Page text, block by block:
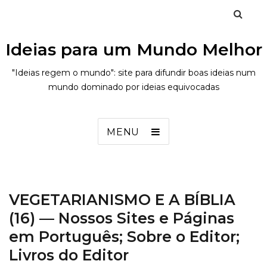
Ideias para um Mundo Melhor
"Ideias regem o mundo": site para difundir boas ideias num
mundo dominado por ideias equivocadas
MENU
VEGETARIANISMO E A BÍBLIA
(16) — Nossos Sites e Páginas
em Português; Sobre o Editor;
Livros do Editor